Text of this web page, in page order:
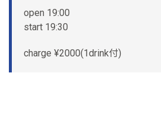
open 19:00
start 19:30
charge ¥2000(1drink付)